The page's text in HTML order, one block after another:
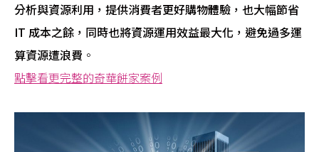
分析與資源利用，提供消費者更好購物體驗，也大幅節省
IT 成本之餘，同時也將資源運用效益最大化，避免過多運
算資源遭浪費 。
點擊看更完整的奇華餅家案例